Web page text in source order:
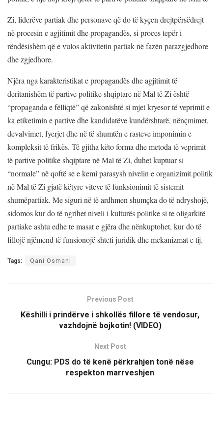
Zi, liderëve partiak dhe personave që do të kyçen drejtpërsëdrejt
në procesin e agjitimit dhe propagandës, si proces tepër i
rëndësishëm që e vulos aktivitetin partiak në fazën parazgjedhore
dhe zgjedhore.
Njëra nga karakteristikat e propagandës dhe agjitimit të
deritanishëm të partive politike shqiptare në Mal të Zi është
“propaganda e fëlliqtë” që zakonishtë si mjet kryesor të veprimit e
ka etiketimin e partive dhe kandidatëve kundërshtarë, nënçmimet,
devalvimet, fyerjet dhe në të shumtën e rasteve imponimin e
kompleksit të frikës. Të gjitha këto forma dhe metoda të veprimit
të partive politike shqiptare në Mal të Zi, duhet kuptuar si
“normale” në qoftë se e kemi parasysh nivelin e organizimit politik
në Mal të Zi gjatë këtyre viteve të funksionimit të sistemit
shumëpartiak. Me siguri në të ardhmen shumçka do të ndryshojë,
sidomos kur do të ngrihet niveli i kulturës politike si te oligarkitë
partiake ashtu edhe te masat e gjëra dhe nënkuptohet, kur do të
fillojë njëmend të funsionojë shteti juridik dhe mekanizmat e tij.
Tags: Qani Osmani
Previous Post
Këshilli i prindërve i shkollës fillore të vendosur,
vazhdojnë bojkotin! (VIDEO)
Next Post
Cungu: PDS do të kenë përkrahjen tonë nëse
respekton marrveshjen